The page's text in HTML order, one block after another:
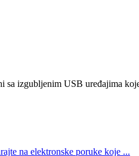
sa izgubljenim USB uređajima